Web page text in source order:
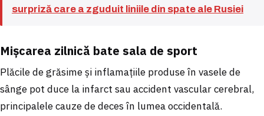
surpriză care a zguduit liniile din spate ale Rusiei
Mișcarea zilnică bate sala de sport
Plăcile de grăsime și inflamațiile produse în vasele de
sânge pot duce la infarct sau accident vascular cerebral,
principalele cauze de deces în lumea occidentală.